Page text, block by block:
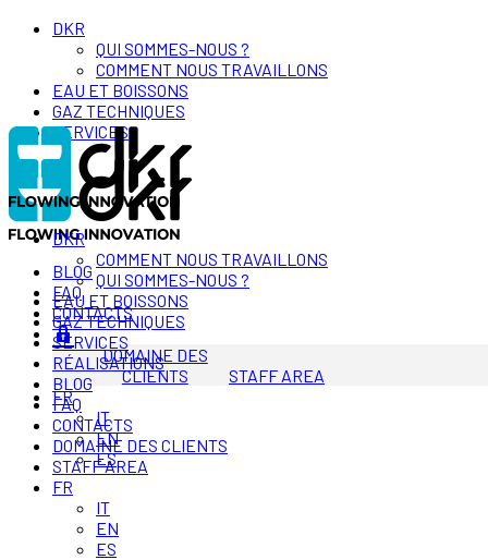
DKR
QUI SOMMES-NOUS ?
COMMENT NOUS TRAVAILLONS
EAU ET BOISSONS
GAZ TECHNIQUES
SERVICES
BLOG
FAQ
CONTACTS
DOMAINE DES
CLIENTS
STAFF AREA
FR
IT
EN
ES
DKR
COMMENT NOUS TRAVAILLONS
QUI SOMMES-NOUS ?
EAU ET BOISSONS
GAZ TECHNIQUES
SERVICES
RÉALISATIONS
BLOG
FAQ
CONTACTS
DOMAINE DES CLIENTS
STAFF AREA
FR
IT
EN
ES